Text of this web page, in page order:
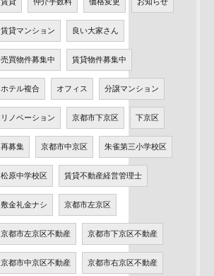
賃貸マンション 良い大家さん
売買物件募集中 賃貸物件募集中
ホテル複合 オフィス 分譲マンション
リノベーション 京都市下京区 下京区
再募集 京都市中京区 朱雀第三小学校区
松原中学校区 賃貸不動産経営管理士
敷金礼金ナシ 京都市左京区
京都市左京区不動産 京都市下京区不動産
京都市中京区不動産 京都市右京区不動産